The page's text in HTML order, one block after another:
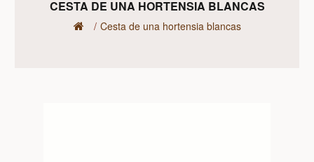
CESTA DE UNA HORTENSIA BLANCAS
Cesta de una hortensia blancas